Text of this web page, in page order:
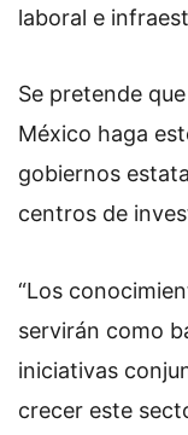
laboral e
Se pretende
México haga
gobiernos
centros de
“Los
servirán como
iniciativas
crecer este